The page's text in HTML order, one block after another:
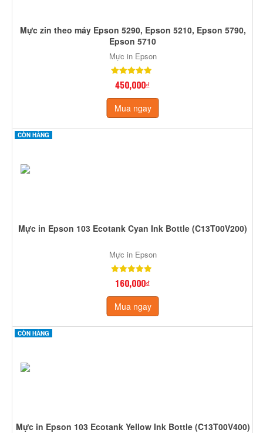
Mực zin theo máy Epson 5290, Epson 5210, Epson 5790,
Epson 5710
Mực in Epson
450,000₫
Mua ngay
CÒN HÀNG
Mực in Epson 103 Ecotank Cyan Ink Bottle (C13T00V200)
Mực in Epson
160,000₫
Mua ngay
CÒN HÀNG
Mực in Epson 103 Ecotank Yellow Ink Bottle (C13T00V400)